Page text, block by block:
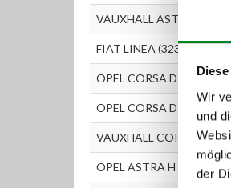
Wir
und
der
VAUXHALL ASTRA Mk V
FIAT LINEA (323) 1.3 D
OPEL CORSA D 1.3 CDTI
OPEL CORSA D Van 1.3
VAUXHALL CORSAVAN
OPEL ASTRA H Caravan